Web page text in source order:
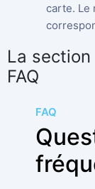
carte. Le
La
FAQ
FAQ